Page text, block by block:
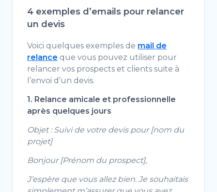
4 exemples d’emails pour relancer
un devis
Voici quelques exemples de mail de
relance que vous pouvez utiliser pour
relancer vos prospects et clients suite à
l’envoi d’un devis.
1. Relance amicale et professionnelle
après quelques jours
Objet : Suivi de votre devis pour [nom du
projet]
Bonjour [Prénom du prospect],
J’espère que vous allez bien. Je souhaitais